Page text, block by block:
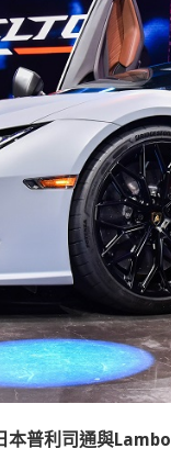
本普利司通與